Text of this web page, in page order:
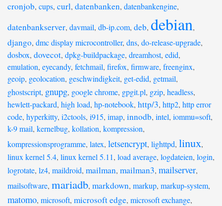
cronjob, cups, curl, datenbanken, datenbankengine,
datenbankserver, davmail, db-ip.com, deb, debian,
django, dmc display microcontroller, dns, do-release-upgrade,
dosbox, dovecot, dpkg-buildpackage, dreamhost, edid,
emulation, eyecandy, fetchmail, firefox, firmware, freenginx,
geoip, geolocation, geschwindigkeit, get-edid, getmail,
ghostscript, gnupg, google chrome, gpgit.pl, gzip, headless,
hewlett-packard, high load, hp-notebook, http/3, http2, http error
code, hyperkitty, i2ctools, i915, imap, innodb, intel, iommu=soft,
k-9 mail, kernelbug, kollation, kompression,
kompressionsprogramme, latex, letsencrypt, lighttpd, linux,
linux kernel 5.4, linux kernel 5.11, load average, logdateien, login,
logrotate, lz4, maildroid, mailman, mailman3, mailserver,
mailsoftware, mariadb, markdown, markup, markup-system,
matomo, microsoft, microsoft edge, microsoft exchange,